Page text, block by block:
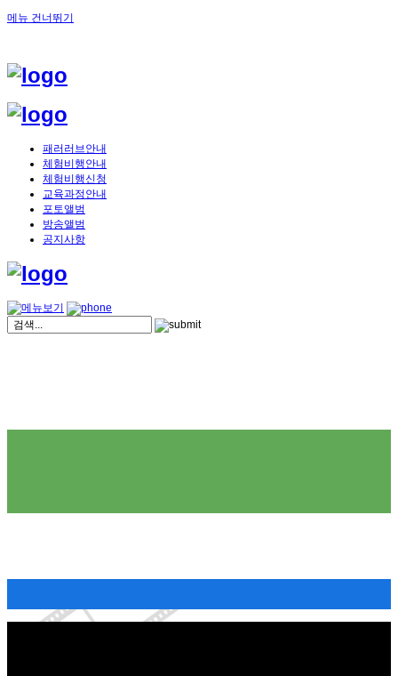
메뉴 건너뛰기
패러러브안내
체험비행안내
체험비행신청
교육과정안내
포토앨범
방송앨범
공지사항